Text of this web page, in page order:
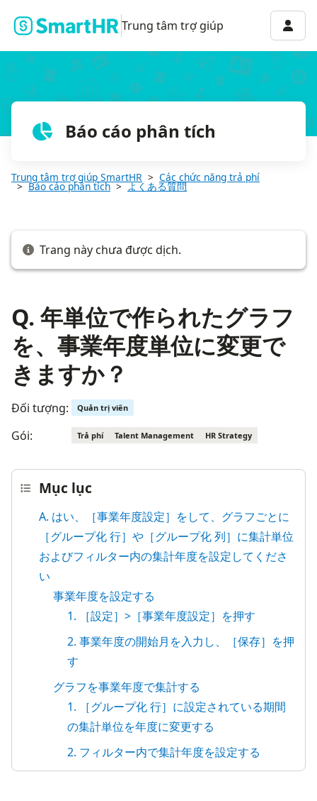
Trung tâm trợ giúp
Báo cáo phân tích
Trung tâm trợ giúp SmartHR Các chức năng trả phí
Báo cáo phân tích よくある質問
Trang này chưa được dịch.
Q. 年単位で作られたグラフ
を、事業年度単位に変更で
きますか？
Đối tượng: Quản trị viên
Gói: Trả phí Talent Management HR Strategy
Mục lục
A. はい、［事業年度設定］をして、グラフごとに
［グループ化 行］や［グループ化 列］に集計単位
およびフィルター内の集計年度を設定してくださ
い
事業年度を設定する
1. ［設定］>［事業年度設定］を押す
2. 事業年度の開始月を入力し、［保存］を押
す
グラフを事業年度で集計する
1. ［グループ化 行］に設定されている期間
の集計単位を年度に変更する
2. フィルター内で集計年度を設定する